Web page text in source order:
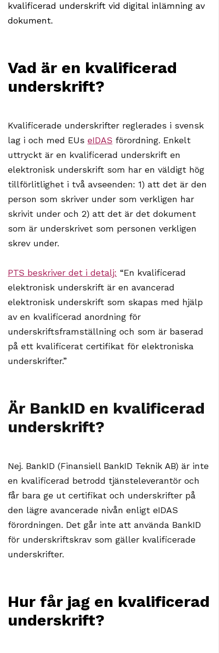
kvalificerad underskrift vid digital inlämning av
dokument.
Vad är en kvalificerad
underskrift?
Kvalificerade underskrifter reglerades i svensk
lag i och med EUs eIDAS förordning. Enkelt
uttryckt är en kvalificerad underskrift en
elektronisk underskrift som har en väldigt hög
tillförlitlighet i två avseenden: 1) att det är den
person som skriver under som verkligen har
skrivit under och 2) att det är det dokument
som är underskrivet som personen verkligen
skrev under.
PTS beskriver det i detalj: “En kvalificerad
elektronisk underskrift är en avancerad
elektronisk underskrift som skapas med hjälp
av en kvalificerad anordning för
underskriftsframställning och som är baserad
på ett kvalificerat certifikat för elektroniska
underskrifter.”
Är BankID en kvalificerad
underskrift?
Nej. BankID (Finansiell BankID Teknik AB) är inte
en kvalificerad betrodd tjänsteleverantör och
får bara ge ut certifikat och underskrifter på
den lägre avancerade nivån enligt eIDAS
förordningen. Det går inte att använda BankID
för underskriftskrav som gäller kvalificerade
underskrifter.
Hur får jag en kvalificerad
underskrift?